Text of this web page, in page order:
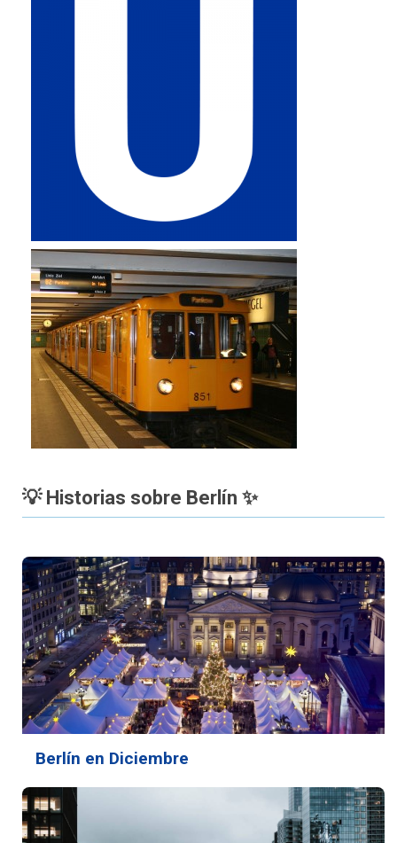
💡 Historias sobre Berlín ✨
Berlín en Diciembre